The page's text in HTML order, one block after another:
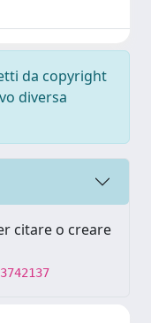
da copyright
diversa
citare o creare